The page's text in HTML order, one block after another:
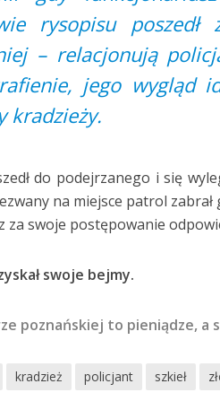
rysopisu
– relacjonują
jego wygląd
kradzieży.
do podejrzanego i się
na miejsce patrol
za swoje postępowanie
swoje bejmy.
poznańskiej to pieniądze, a
kradzież policjant szkieł